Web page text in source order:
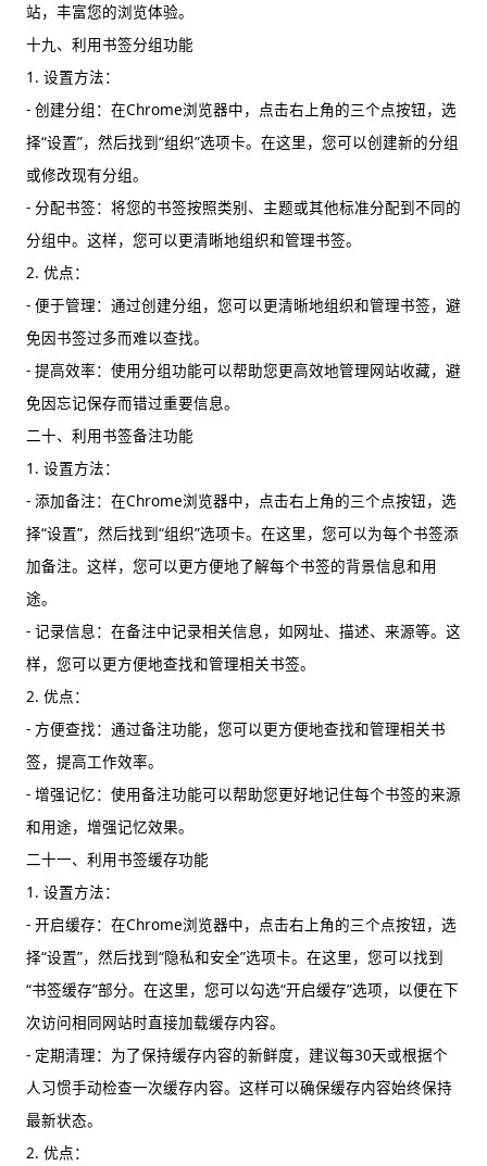
站，丰富您的浏览体验。
十九、利用书签分组功能
1. 设置方法：
- 创建分组：在Chrome浏览器中，点击右上角的三个点按钮，选
择“设置”，然后找到“组织”选项卡。在这里，您可以创建新的分组
或修改现有分组。
- 分配书签：将您的书签按照类别、主题或其他标准分配到不同的
分组中。这样，您可以更清晰地组织和管理书签。
2. 优点：
- 便于管理：通过创建分组，您可以更清晰地组织和管理书签，避
免因书签过多而难以查找。
- 提高效率：使用分组功能可以帮助您更高效地管理网站收藏，避
免因忘记保存而错过重要信息。
二十、利用书签备注功能
1. 设置方法：
- 添加备注：在Chrome浏览器中，点击右上角的三个点按钮，选
择“设置”，然后找到“组织”选项卡。在这里，您可以为每个书签添
加备注。这样，您可以更方便地了解每个书签的背景信息和用
途。
- 记录信息：在备注中记录相关信息，如网址、描述、来源等。这
样，您可以更方便地查找和管理相关书签。
2. 优点：
- 方便查找：通过备注功能，您可以更方便地查找和管理相关书
签，提高工作效率。
- 增强记忆：使用备注功能可以帮助您更好地记住每个书签的来源
和用途，增强记忆效果。
二十一、利用书签缓存功能
1. 设置方法：
- 开启缓存：在Chrome浏览器中，点击右上角的三个点按钮，选
择“设置”，然后找到“隐私和安全”选项卡。在这里，您可以找到
“书签缓存”部分。在这里，您可以勾选“开启缓存”选项，以便在下
次访问相同网站时直接加载缓存内容。
- 定期清理：为了保持缓存内容的新鲜度，建议每30天或根据个
人习惯手动检查一次缓存内容。这样可以确保缓存内容始终保持
最新状态。
2. 优点：